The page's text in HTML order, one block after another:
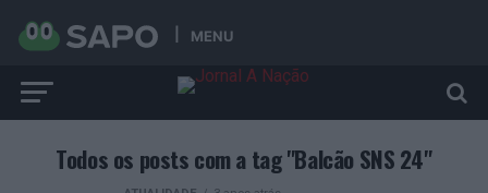
MENU
Todos os posts com a tag "Balcão SNS 24"